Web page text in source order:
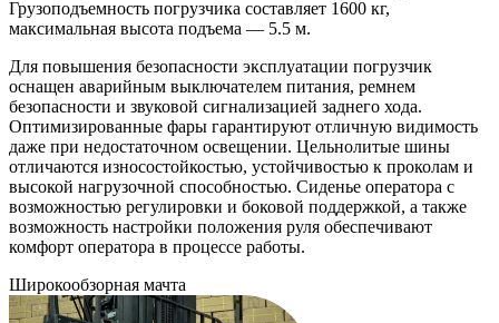
Грузоподъемность погрузчика составляет 1600 кг,
максимальная высота подъема — 5.5 м.
Для повышения безопасности эксплуатации погрузчик
оснащен аварийным выключателем питания, ремнем
безопасности и звуковой сигнализацией заднего хода.
Оптимизированные фары гарантируют отличную видимость
даже при недостаточном освещении. Цельнолитые шины
отличаются износостойкостью, устойчивостью к проколам и
высокой нагрузочной способностью. Сиденье оператора с
возможностью регулировки и боковой поддержкой, а также
возможность настройки положения руля обеспечивают
комфорт оператора в процессе работы.
Широкообзорная мачта